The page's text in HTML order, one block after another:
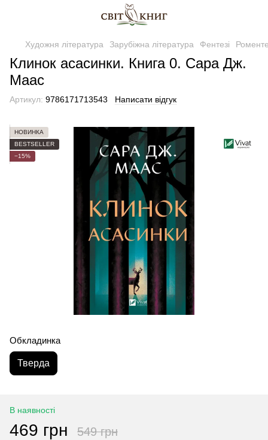
Художня література Зарубіжна література Фентезі
Клинок асасинки. Книга 0. Сара Дж.
Маас
Артикул: 9786171713543 Написати відгук
НОВИНКА
BESTSELLER
−15%
Обкладинка
Тверда
В наявності
469 грн 549 грн